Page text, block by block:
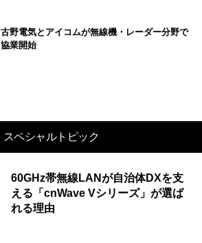
古野電気とアイコムが無線機・レーダー分野で
協業開始
スペシャルトピック
60GHz帯無線LANが自治体DXを支
える「cnWave Vシリーズ」が選ば
れる理由